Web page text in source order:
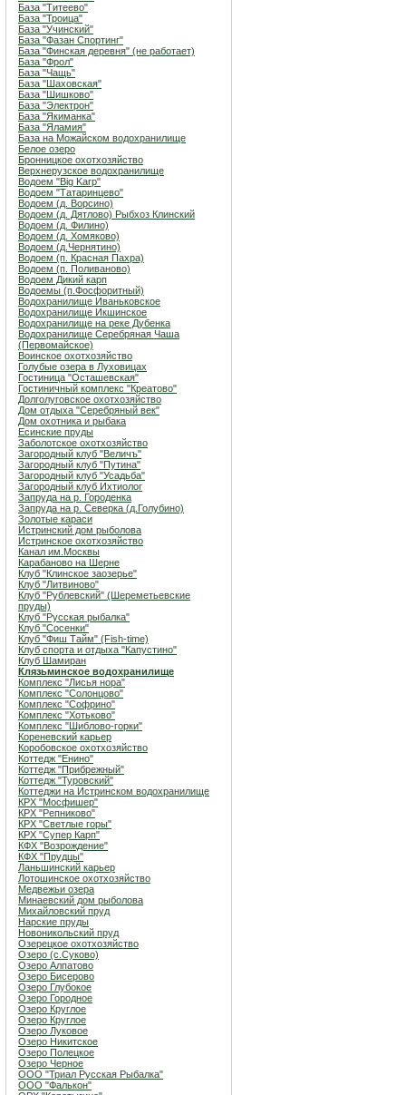
База "Титеево"
База "Троица"
База "Учинский"
База "Фазан Спортинг"
База "Финская деревня" (не работает)
База "Фрол"
База "Чащь"
База "Шаховская"
База "Шишково"
База "Электрон"
База "Якиманка"
База "Яламия"
База на Можайском водохранилище
Белое озеро
Бронницкое охотхозяйство
Верхнерузское водохранилище
Водоем "Big Karp"
Водоем "Татаринцево"
Водоем (д. Ворсино)
Водоем (д. Дятлово) Рыбхоз Клинский
Водоем (д. Филино)
Водоем (д. Хомяково)
Водоем (д.Чернятино)
Водоем (п. Красная Пахра)
Водоем (п. Поливаново)
Водоем Дикий карп
Водоемы (п.Фосфоритный)
Водохранилище Иваньковское
Водохранилище Икшинское
Водохранилище на реке Дубенка
Водохранилище Серебряная Чаша
(Первомайское)
Воинское охотхозяйство
Голубые озера в Луховицах
Гостиница "Осташевcкая"
Гостиничный комплекс "Креатово"
Долголуговское охотхозяйство
Дом отдыха "Серебряный век"
Дом охотника и рыбака
Есинские пруды
Заболотское охотхозяйство
Загородный клуб "Величъ"
Загородный клуб "Путина"
Загородный клуб "Усадьба"
Загородный клуб Ихтиолог
Запруда на р. Городенка
Запруда на р. Северка (д.Голубино)
Золотые караси
Истринский дом рыболова
Истринское охотхозяйство
Канал им.Москвы
Карабаново на Шерне
Клуб "Клинское заозерье"
Клуб "Литвиново"
Клуб "Рублевский" (Шереметьевские
пруды)
Клуб "Русская рыбалка"
Клуб "Сосенки"
Клуб "Фиш Тайм" (Fish-time)
Клуб спорта и отдыха "Капустино"
Клуб Шамиран
Клязьминское водохранилище
Комплекс "Лисья нора"
Комплекс "Солонцово"
Комплекс "Софрино"
Комплекс "Хотьково"
Комплекс "Шиблово-горки"
Кореневский карьер
Коробовское охотхозяйство
Коттедж "Енино"
Коттедж "Прибрежный"
Коттедж "Туровский"
Коттеджи на Истринском водохранилище
КРХ "Мосфишер"
КРХ "Репниково"
КРХ "Светлые горы"
КРХ "Супер Карп"
КФХ "Возрождение"
КФХ "Прудцы"
Ланьшинский карьер
Лотошинское охотхозяйство
Медвежьи озера
Минаевский дом рыболова
Михайловский пруд
Нарские пруды
Новоникольский пруд
Озерецкое охотхозяйство
Озеро (c.Суково)
Озеро Алпатово
Озеро Бисерово
Озеро Глубокое
Озеро Городное
Озеро Круглое
Озеро Круглое
Озеро Луковое
Озеро Никитское
Озеро Полецкое
Озеро Черное
ООО "Триал Русская Рыбалка"
ООО "Фалькон"